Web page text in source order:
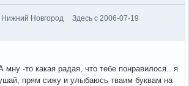
Нижний Новгород
Здесь с 2006-07-19
мну -то какая радая, что тебе понравилося.. я
прям сижу и улыбаюсь тваим буквам на